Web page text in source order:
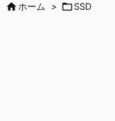
ホーム > SSD